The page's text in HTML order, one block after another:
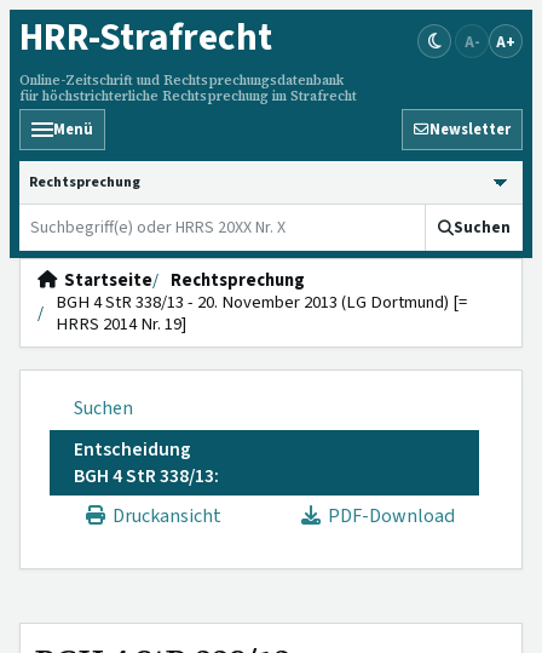
HRR-Strafrecht
Online-Zeitschrift und Rechtsprechungsdatenbank
für höchstrichterliche Rechtsprechung im Strafrecht
A- A+
Menü Newsletter
HRRS durchsuchen
Suchen
Startseite
Rechtsprechung
BGH 4 StR 338/13 - 20. November 2013 (LG Dortmund) [=
HRRS 2014 Nr. 19]
Suchen
Entscheidung
BGH 4 StR 338/13:
Druckansicht
PDF-Download